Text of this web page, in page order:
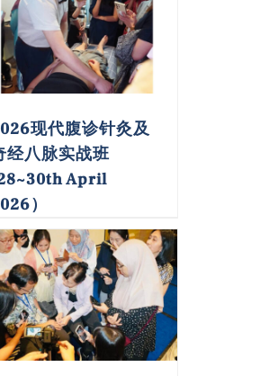
现代腹诊针灸及
经八脉实战班
April
）